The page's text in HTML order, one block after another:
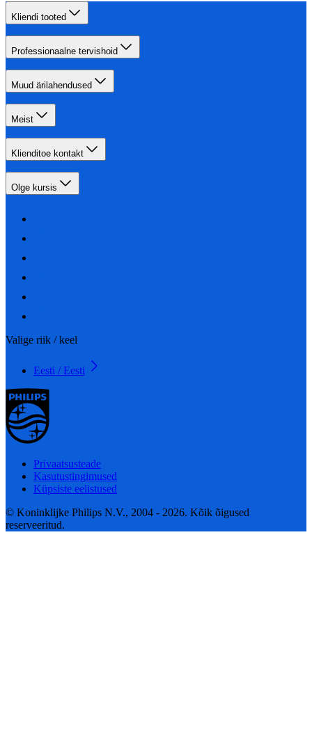
Kliendi tooted
Professionaalne tervishoid
Muud ärilahendused
Meist
Klienditoe kontakt
Olge kursis
Valige riik / keel
Eesti / Eesti
Privaatsusteade
Kasutustingimused
Küpsiste eelistused
© Koninklijke Philips N.V., 2004 - 2026. Kõik õigused
reserveeritud.